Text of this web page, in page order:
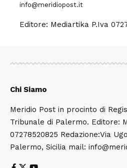
info@meridiopost.it
Editore: Mediartika P.Iva
Chi Siamo
Meridio Post in procinto di
Tribunale di Palermo. Editore:
07278520825 Redazione:Via
Palermo, Sicilia mail: